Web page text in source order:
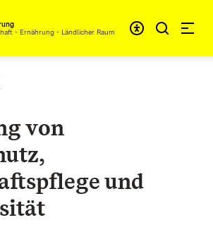
- Ernährung - Ländlicher Raum
von
und